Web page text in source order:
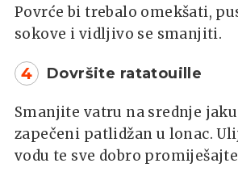
Povrće bi trebalo omekšati,
sokove i vidljivo se smanjiti.
4 Dovršite ratatouille
Smanjite vatru na srednje
zapečeni patlidžan u lonac.
vodu te sve dobro